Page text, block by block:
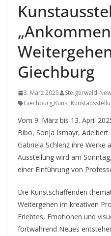
Giechburg
3. März 2025
Steigerwald-
Giechburg,Kunst,
Vom 9. März bis 13. April
Bibo, Sonja Ismayr,
Gabriela Schlenz ihre Werke
Ausstellung wird am
einer Einführung von
Die Kunstschaffenden
Weitergehen im kreativen
Erlebtes, Emotionen und
fortwährend Neues